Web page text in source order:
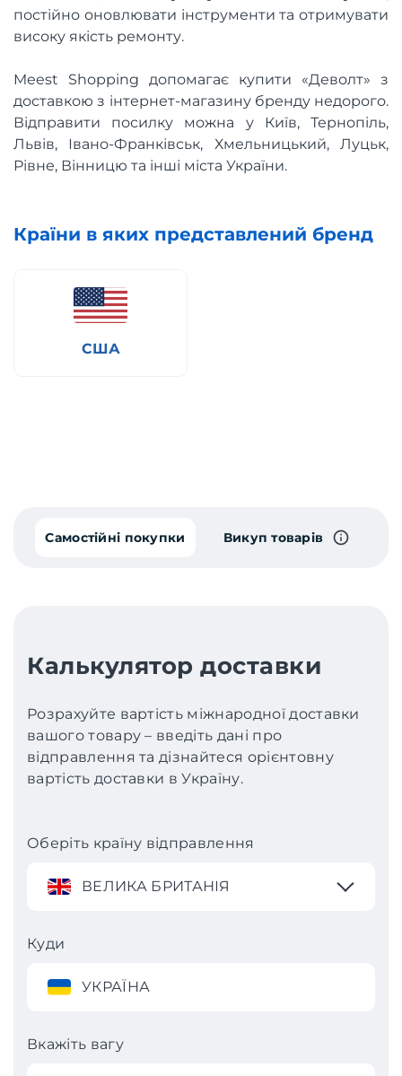
постійно оновлювати інструменти та отримувати
високу якість ремонту.
Meest Shopping допомагає купити «Деволт» з
доставкою з інтернет-магазину бренду недорого.
Відправити посилку можна у Київ, Тернопіль,
Львів, Івано-Франківськ, Хмельницький, Луцьк,
Рівне, Вінницю та інші міста України.
Країни в яких представлений бренд
США
Самостійні покупки Викуп товарів
Калькулятор доставки
Розрахуйте вартість міжнародної доставки
вашого товару – введіть дані про
відправлення та дізнайтеся орієнтовну
вартість доставки в Україну.
Оберіть країну відправлення
ВЕЛИКА БРИТАНІЯ
Куди
УКРАЇНА
Вкажіть вагу